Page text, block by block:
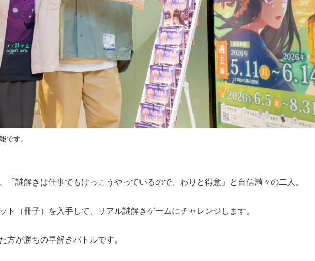
す。
「謎解きは仕事でもけっこうやっているので、わりと得意」と自信満々の二人。
ト（冊子）を入手して、リアル謎解きゲームにチャレンジします。
が勝ちの早解きバトルです。